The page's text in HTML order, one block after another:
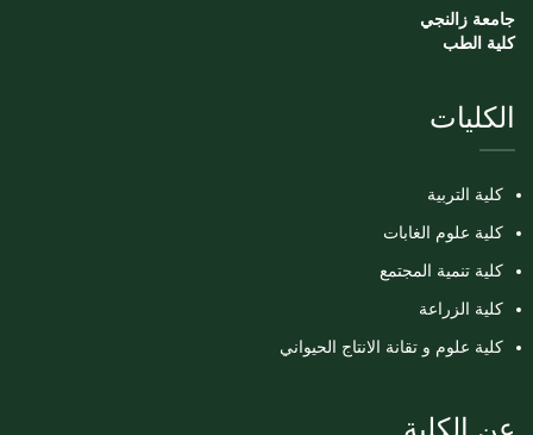
جامعة زالنجي
كلية الطب
الكليات
كلية التربية
كلية علوم الغابات
كلية تنمية المجتمع
كلية الزراعة
كلية علوم و تقانة الانتاج الحيواني
عن الكلية